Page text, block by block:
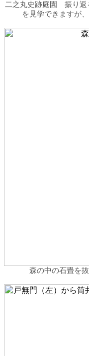
二之丸史跡庭園 振り返
を見学できますが
森の中の石畳を